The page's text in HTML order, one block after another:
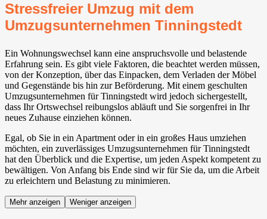
Stressfreier Umzug mit dem
Umzugsunternehmen Tinningstedt
Ein Wohnungswechsel kann eine anspruchsvolle und belastende
Erfahrung sein. Es gibt viele Faktoren, die beachtet werden müssen,
von der Konzeption, über das Einpacken, dem Verladen der Möbel
und Gegenstände bis hin zur Beförderung. Mit einem geschulten
Umzugsunternehmen für Tinningstedt wird jedoch sichergestellt,
dass Ihr Ortswechsel reibungslos abläuft und Sie sorgenfrei in Ihr
neues Zuhause einziehen können.
Egal, ob Sie in ein Apartment oder in ein großes Haus umziehen
möchten, ein zuverlässiges Umzugsunternehmen für Tinningstedt
hat den Überblick und die Expertise, um jeden Aspekt kompetent zu
bewältigen. Von Anfang bis Ende sind wir für Sie da, um die Arbeit
zu erleichtern und Belastung zu minimieren.
Mehr anzeigen Weniger anzeigen